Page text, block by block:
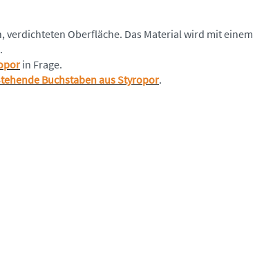
verdichteten Oberfläche. Das Material wird mit einem
in Frage.
Buchstaben aus Styropor.